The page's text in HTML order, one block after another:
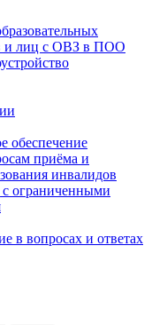
и лиц с ОВЗ в ПОО
обеспечение
приёма и
инвалидов
с ограниченными
в вопросах и ответах